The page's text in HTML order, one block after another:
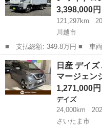
3,398,000円
121,297km
川越市
■ 支払総額: 349.8万円 ■ 車両本体価格： 3,398,000 円 ■ メーカ
ー名： 日産 ■ 車種名： Ｎ
３．０ＤＴパネルバンワイド
証付き ...
埼玉 川越市 日産
日産 デイ
マージェ
1,271,000円
デイズ
24,000km
さいたま市